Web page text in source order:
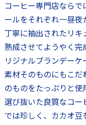
コーヒー専門店なら
ールをそれぞれ一昼夜
丁寧に抽出されたリ
熟成させてようやく完
リジナルブランデーケ
素材そのものにもこだ
のものをたっぷりと使
選び抜いた良質なコ
では珍しく、カカオ